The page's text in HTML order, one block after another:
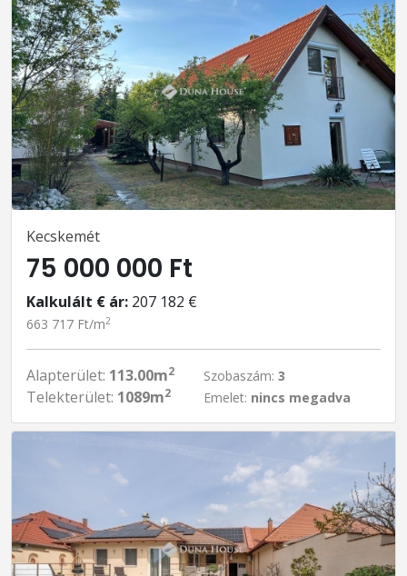
Kecskemét
75 000 000 Ft
Kalkulált € ár: 207 182 €
663 717 Ft/m2
Alapterület: 113.00m2
Telekterület: 1089m2
Szobaszám: 3
Emelet: nincs megadva